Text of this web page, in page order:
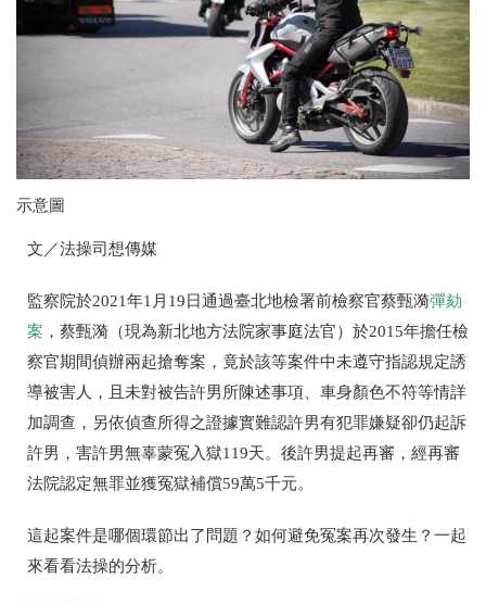
示意圖
文／法操司想傳媒
監察院於2021年1月19日通過臺北地檢署前檢察官蔡甄漪彈劾
案 ，蔡甄漪（現為新北地方法院家事庭法官）於2015年擔任檢
察官期間偵辦兩起搶奪案，竟於該等案件中未遵守指認規定誘
導被害人，且未對被告許男所陳述事項、車身顏色不符等情詳
加調查，另依偵查所得之證據實難認許男有犯罪嫌疑卻仍起訴
許男，害許男無辜蒙冤入獄119天。後許男提起再審，經再審
法院認定無罪並獲冤獄補償59萬5千元。
這起案件是哪個環節出了問題？如何避免冤案再次發生？一起
來看看法操的分析。